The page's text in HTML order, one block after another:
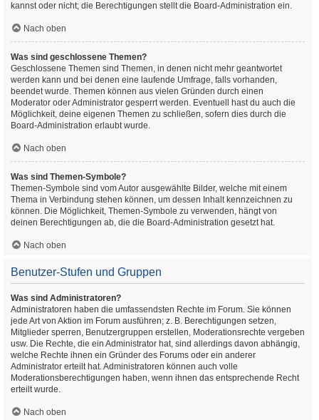
kannst oder nicht; die Berechtigungen stellt die Board-Administration ein.
Nach oben
Was sind geschlossene Themen?
Geschlossene Themen sind Themen, in denen nicht mehr geantwortet
werden kann und bei denen eine laufende Umfrage, falls vorhanden,
beendet wurde. Themen können aus vielen Gründen durch einen
Moderator oder Administrator gesperrt werden. Eventuell hast du auch die
Möglichkeit, deine eigenen Themen zu schließen, sofern dies durch die
Board-Administration erlaubt wurde.
Nach oben
Was sind Themen-Symbole?
Themen-Symbole sind vom Autor ausgewählte Bilder, welche mit einem
Thema in Verbindung stehen können, um dessen Inhalt kennzeichnen zu
können. Die Möglichkeit, Themen-Symbole zu verwenden, hängt von
deinen Berechtigungen ab, die die Board-Administration gesetzt hat.
Nach oben
Benutzer-Stufen und Gruppen
Was sind Administratoren?
Administratoren haben die umfassendsten Rechte im Forum. Sie können
jede Art von Aktion im Forum ausführen; z. B. Berechtigungen setzen,
Mitglieder sperren, Benutzergruppen erstellen, Moderationsrechte vergeben
usw. Die Rechte, die ein Administrator hat, sind allerdings davon abhängig,
welche Rechte ihnen ein Gründer des Forums oder ein anderer
Administrator erteilt hat. Administratoren können auch volle
Moderationsberechtigungen haben, wenn ihnen das entsprechende Recht
erteilt wurde.
Nach oben